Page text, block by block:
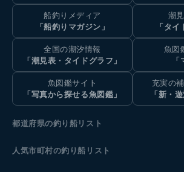
船釣りメディア
「船釣りマガジン」
潮
「タイ
全国の潮汐情報
「潮見表・タイドグラフ」
魚図
魚図鑑サイト
「写真から探せる魚図鑑」
充実の
「新・
都道府県の釣り船リスト
人気市町村の釣り船リスト